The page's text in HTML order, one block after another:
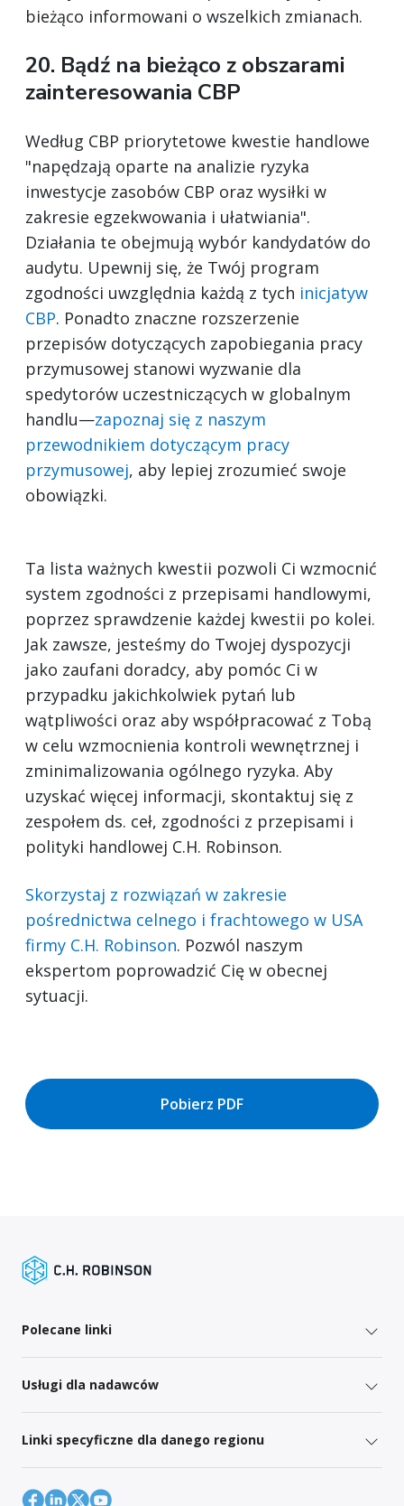
bieżąco informowani o wszelkich zmianach.
20. Bądź na bieżąco z obszarami
zainteresowania CBP
Według CBP priorytetowe kwestie handlowe
"napędzają oparte na analizie ryzyka
inwestycje zasobów CBP oraz wysiłki w
zakresie egzekwowania i ułatwiania".
Działania te obejmują wybór kandydatów do
audytu. Upewnij się, że Twój program
zgodności uwzględnia każdą z tych inicjatyw
CBP. Ponadto znaczne rozszerzenie
przepisów dotyczących zapobiegania pracy
przymusowej stanowi wyzwanie dla
spedytorów uczestniczących w globalnym
handlu—zapoznaj się z naszym
przewodnikiem dotyczącym pracy
przymusowej, aby lepiej zrozumieć swoje
obowiązki.
Ta lista ważnych kwestii pozwoli Ci wzmocnić
system zgodności z przepisami handlowymi,
poprzez sprawdzenie każdej kwestii po kolei.
Jak zawsze, jesteśmy do Twojej dyspozycji
jako zaufani doradcy, aby pomóc Ci w
przypadku jakichkolwiek pytań lub
wątpliwości oraz aby współpracować z Tobą
w celu wzmocnienia kontroli wewnętrznej i
zminimalizowania ogólnego ryzyka. Aby
uzyskać więcej informacji, skontaktuj się z
zespołem ds. ceł, zgodności z przepisami i
polityki handlowej C.H. Robinson.
Skorzystaj z rozwiązań w zakresie
pośrednictwa celnego i frachtowego w USA
firmy C.H. Robinson. Pozwól naszym
ekspertom poprowadzić Cię w obecnej
sytuacji.
Pobierz PDF
Polecane linki
Usługi dla nadawców
Linki specyficzne dla danego regionu